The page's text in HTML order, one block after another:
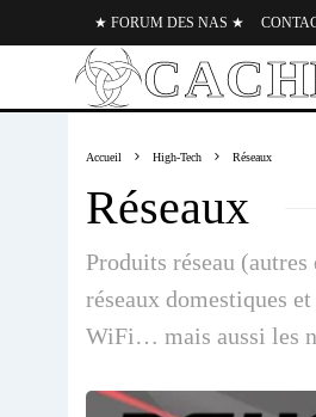
★ FORUM DES NAS ★
Accueil High-Tech Réseaux
Réseaux
Produits réseau
réseaux domestiques
WiFi… mais aussi les